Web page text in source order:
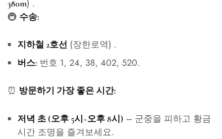
380m) .
🚇 수송:
지하철 2호선 (장한로역) .
버스: 번호 1, 24, 38, 402, 520.
⏰ 방문하기 가장 좋은 시간:
저녁 초 (오후 5시~오후 8시) – 군중을 피하고 황금
시간 조명을 즐겨보세요.